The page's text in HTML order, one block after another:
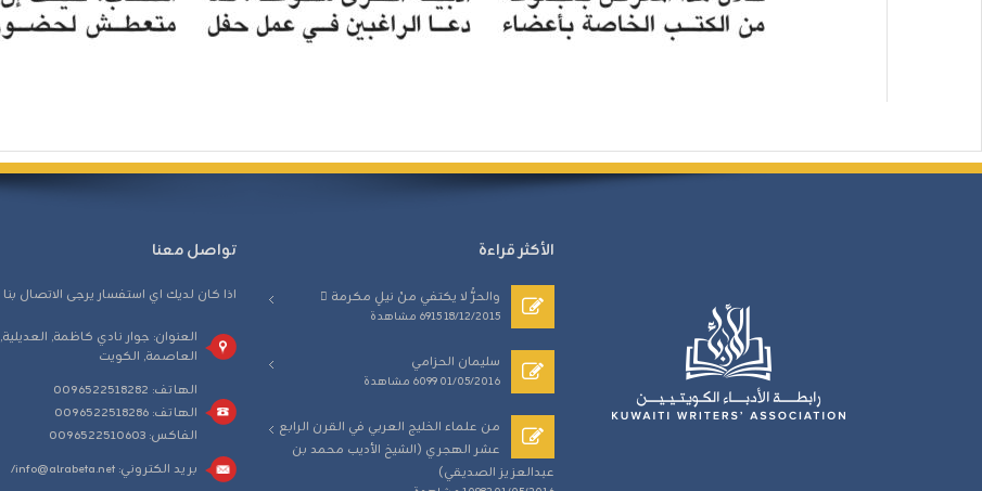
الأكثر قراءة
والحرُّ لا يكتفي منْ نيلِ مكرمة ٍ
18/12/20156915 مشاهدة
سليمان الحزامي
01/05/2016 6099 مشاهدة
من علماء الخليج العربي في القرن الرابع
عشر الهجري (الشيخ الأديب محمد بن
عبدالعزيز الصديقي)
تواصل معنا
اذا كان لديك اي استفسار يرجى الاتصال بنا
العنوان: جوار نادي كاظمة, العديلية,
العاصمة, الكويت
الهاتف: 0096522518282
الهاتف: 0096522518286
الفاكس: 0096522510603
بريد الكتروني: info@alrabeta.net/